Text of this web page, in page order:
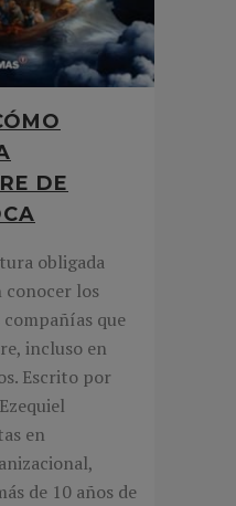
DE
obligada
conocer los
compañías que
incluso en
Escrito por
en
de 10 años de